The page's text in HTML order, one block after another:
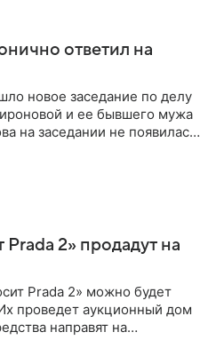
ответил на
новое заседание по делу
и ее бывшего мужа
на заседании не появилась.
2» продадут на
Prada 2» можно будет
проведет аукционный дом
направят на